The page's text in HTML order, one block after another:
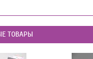
ТОВАРЫ